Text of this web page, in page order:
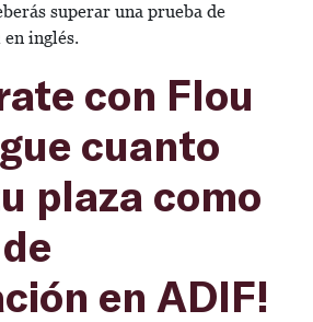
superar una prueba de
inglés.
con Flou
cuanto
plaza como
en ADIF!